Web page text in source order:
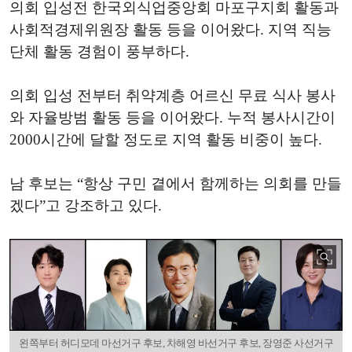
의회 입성전 한국외식업중앙회 마포구지회 활동과
사회적경제위원장 활동 등을 이어왔다. 지역 직능
단체 활동 경험이 풍부하다.
의회 입성 전부터 취약계층 어르신 무료 식사 봉사
와 자율방범 활동 등을 이어왔다. 누적 봉사시간이
2000시간에 달할 정도로 지역 활동 비중이 높다.
남 후보는 “항상 구민 곁에서 함께하는 의회를 만들
겠다”고 강조하고 있다.
왼쪽부터 허디모데 마선거구 후보, 차해영 바선거구 후보, 장영준 사선거구